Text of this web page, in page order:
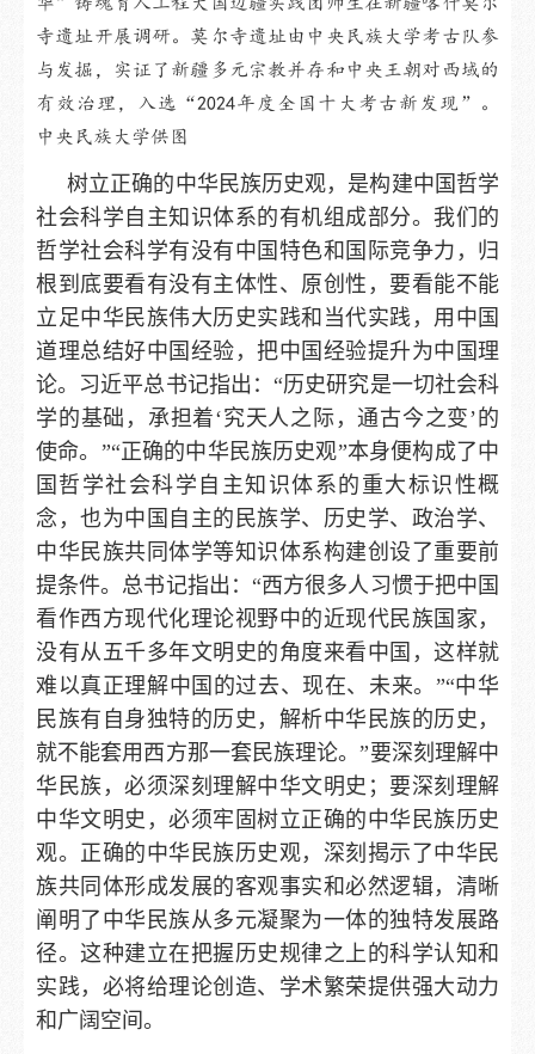
寺遗址开展调研。莫尔寺遗址由中央民族大学考古队参
与发掘，实证了新疆多元宗教并存和中央王朝对西域的
有效治理，入选“2024年度全国十大考古新发现”。
中央民族大学供图
树立正确的中华民族历史观，是构建中国哲学
社会科学自主知识体系的有机组成部分。我们的
哲学社会科学有没有中国特色和国际竞争力，归
根到底要看有没有主体性、原创性，要看能不能
立足中华民族伟大历史实践和当代实践，用中国
道理总结好中国经验，把中国经验提升为中国理
论。习近平总书记指出：“历史研究是一切社会科
学的基础，承担着‘究天人之际，通古今之变’的
使命。”“正确的中华民族历史观”本身便构成了中
国哲学社会科学自主知识体系的重大标识性概
念，也为中国自主的民族学、历史学、政治学、
中华民族共同体学等知识体系构建创设了重要前
提条件。总书记指出：“西方很多人习惯于把中国
看作西方现代化理论视野中的近现代民族国家，
没有从五千多年文明史的角度来看中国，这样就
难以真正理解中国的过去、现在、未来。”“中华
民族有自身独特的历史，解析中华民族的历史，
就不能套用西方那一套民族理论。”要深刻理解中
华民族，必须深刻理解中华文明史；要深刻理解
中华文明史，必须牢固树立正确的中华民族历史
观。正确的中华民族历史观，深刻揭示了中华民
族共同体形成发展的客观事实和必然逻辑，清晰
阐明了中华民族从多元凝聚为一体的独特发展路
径。这种建立在把握历史规律之上的科学认知和
实践，必将给理论创造、学术繁荣提供强大动力
和广阔空间。